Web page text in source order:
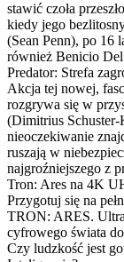
stawić czoła
kiedy jego
(Sean Penn), po 16
również Benicio
Predator: Strefa
Akcja tej nowej,
rozgrywa się w
(Dimitrius Schuster-
nieoczekiwanie
ruszają w
najgroźniejszego z
Tron: Ares na 4K
Przygotuj się na
TRON: ARES.
cyfrowego świata
Czy ludzkość jest